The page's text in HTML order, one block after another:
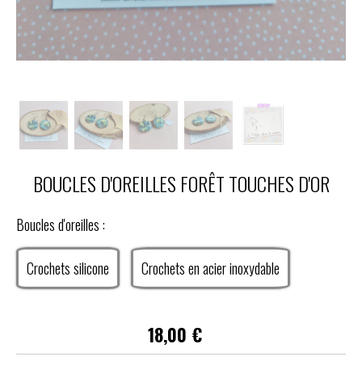
BOUCLES D'OREILLES FORÊT TOUCHES D'OR
Boucles d'oreilles :
Crochets silicone Crochets en acier inoxydable
18,00 €